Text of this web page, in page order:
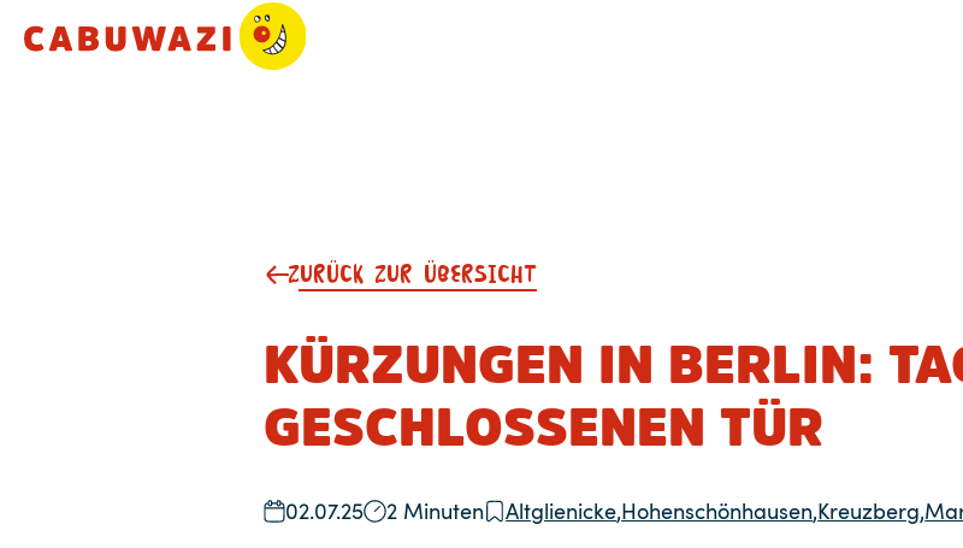
ZURÜCK ZUR ÜBERSICHT
KÜRZUNGEN IN BERLIN:
GESCHLOSSENEN TÜR
02.07.25 2 Minuten Altglienicke,Hohenschönhausen,Kreuzberg,